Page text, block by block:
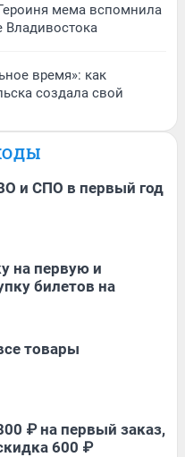
мема вспомнила
Владивостока
время»: как
создала свой
и СПО в первый год
на первую и
билетов на
товары
₽ на первый заказ,
600 ₽